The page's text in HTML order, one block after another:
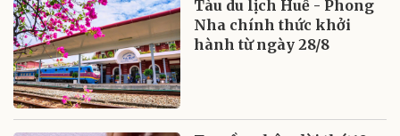
Tàu du lịch Huế - Phong
Nha chính thức khởi
hành từ ngày 28/8